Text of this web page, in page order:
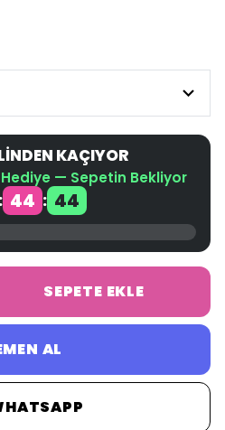
KAÇIYOR
— Sepetin Bekliyor
: 44 : 44
SEPETE EKLE
AL